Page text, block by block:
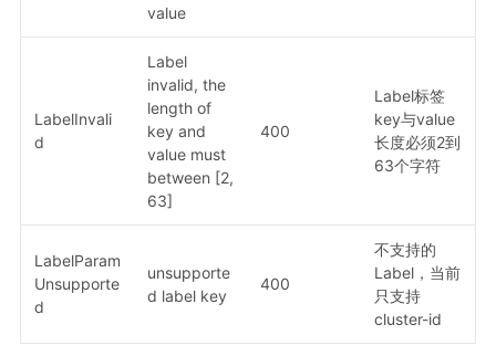
value
LabelInvali
d
Label
invalid, the
length of
key and
value must
between [2,
63]
400
Label标签
key与value
长度必须2到
63个字符
LabelParam
Unsupporte
d
unsupporte
d label key
400
不支持的
Label，当前
只支持
cluster-id